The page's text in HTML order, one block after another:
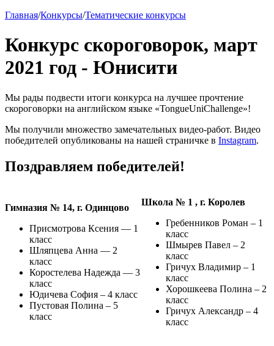
Главная/Конкурсы/Тематические конкурсы
Конкурс скороговорок, март
2021 год - Юнисити
Мы рады подвести итоги конкурса на лучшее прочтение
скороговорки на английском языке «TongueUniChallenge»!
Мы получили множество замечательных видео-работ. Видео
победителей опубликованы на нашей страничке в Instagram.
Поздравляем победителей!
Гимназия № 14, г. Одинцово
Присмотрова Ксения — 1
класс
Шляпцева Анна — 2
класс
Коростелева Надежда — 3
класс
Юдичева София – 4 класс
Пустовая Полина – 5
класс
Школа № 1 , г. Королев
Гребенников Роман – 1
класс
Шмырев Павел – 2
класс
Гричух Владимир – 1
класс
Хорошкеева Полина – 2
класс
Гричух Александр – 4
класс